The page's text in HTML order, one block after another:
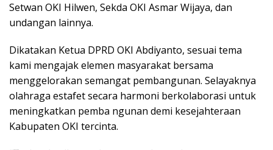
Setwan OKI Hilwen, Sekda OKI Asmar Wijaya, dan
undangan lainnya.
Dikatakan Ketua DPRD OKI Abdiyanto, sesuai tema
kami mengajak elemen masyarakat bersama
menggelorakan semangat pembangunan. Selayaknya
olahraga estafet secara harmoni berkolaborasi untuk
meningkatkan pemba ngunan demi kesejahteraan
Kabupaten OKI tercinta.